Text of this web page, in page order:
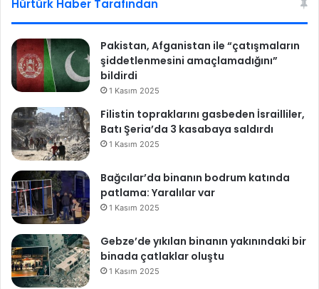
Hürtürk Haber Tarafından
Pakistan, Afganistan ile “çatışmaların
şiddetlenmesini amaçlamadığını”
bildirdi
1 Kasım 2025
Filistin topraklarını gasbeden İsrailliler,
Batı Şeria’da 3 kasabaya saldırdı
1 Kasım 2025
Bağcılar’da binanın bodrum katında
patlama: Yaralılar var
1 Kasım 2025
Gebze’de yıkılan binanın yakınındaki bir
binada çatlaklar oluştu
1 Kasım 2025